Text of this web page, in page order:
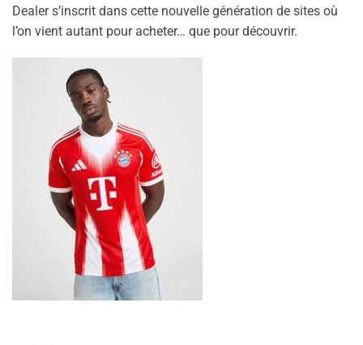
Dealer s’inscrit dans cette nouvelle génération de sites où
l’on vient autant pour acheter… que pour découvrir.